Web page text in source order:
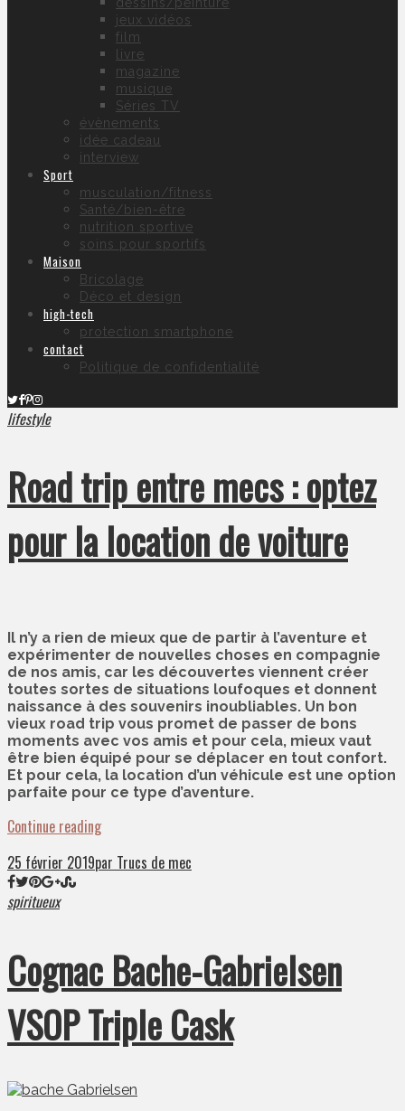
jeux vidéos
film
livre
magazine
musique
Séries TV
évènements
idée cadeau
interview
Sport
musculation/fitness
Santé/bien-être
nutrition sportive
soins pour sportifs
Maison
Bricolage
Déco et design
high-tech
protection smartphone
contact
Politique de confidentialité
lifestyle
Road trip entre mecs : optez
pour la location de voiture
Il n’y a rien de mieux que de partir à l’aventure et
expérimenter de nouvelles choses en compagnie
de nos amis, car les découvertes viennent créer
toutes sortes de situations loufoques et donnent
naissance à des souvenirs inoubliables. Un bon
vieux road trip vous promet de passer de bons
moments avec vos amis et pour cela, mieux vaut
être bien équipé pour se déplacer en tout confort.
Et pour cela, la location d’un véhicule est une option
parfaite pour ce type d’aventure.
Continue reading
25 février 2019par Trucs de mec
spiritueux
Cognac Bache-Gabrielsen
VSOP Triple Cask